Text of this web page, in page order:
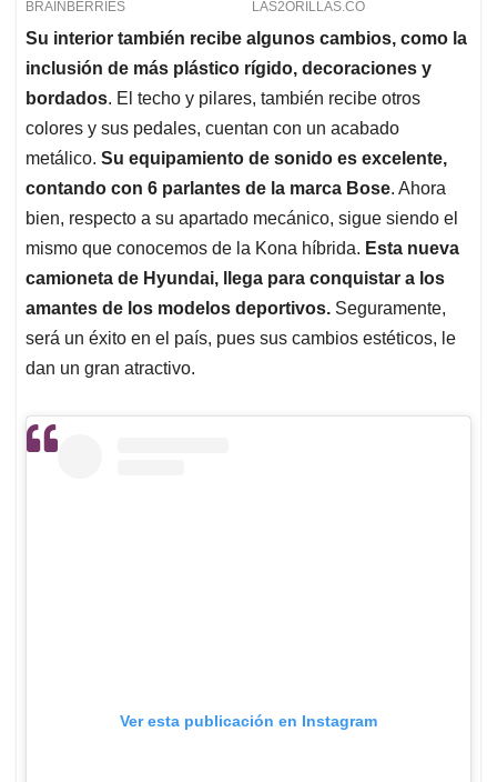
Su interior también recibe algunos cambios, como la
inclusión de más plástico rígido, decoraciones y
bordados. El techo y pilares, también recibe otros
colores y sus pedales, cuentan con un acabado
metálico. Su equipamiento de sonido es excelente,
contando con 6 parlantes de la marca Bose. Ahora
bien, respecto a su apartado mecánico, sigue siendo el
mismo que conocemos de la Kona híbrida. Esta nueva
camioneta de Hyundai, llega para conquistar a los
amantes de los modelos deportivos. Seguramente,
será un éxito en el país, pues sus cambios estéticos, le
dan un gran atractivo.
Ver esta publicación en Instagram